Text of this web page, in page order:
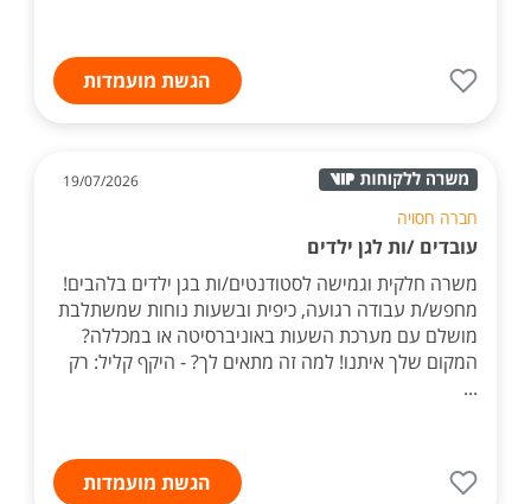
הגשת מועמדות
19/07/2026
חברה חסויה
עובדים /ות לגן ילדים
משרה חלקית וגמישה לסטודנטים/ות בגן ילדים בלהבים!
מחפש/ת עבודה רגועה, כיפית ובשעות נוחות שמשתלבת
מושלם עם מערכת השעות באוניברסיטה או במכללה?
המקום שלך איתנו! למה זה מתאים לך? - היקף קליל: רק
...
הגשת מועמדות